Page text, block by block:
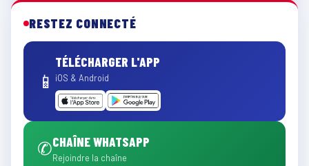
RESTEZ CONNECTÉ
📱
TÉLÉCHARGER L'APP
iOS & Android
✆CHAÎNE WHATSAPP
Rejoindre la chaîne